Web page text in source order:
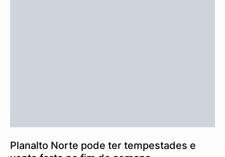
Planalto Norte pode ter tempestades e